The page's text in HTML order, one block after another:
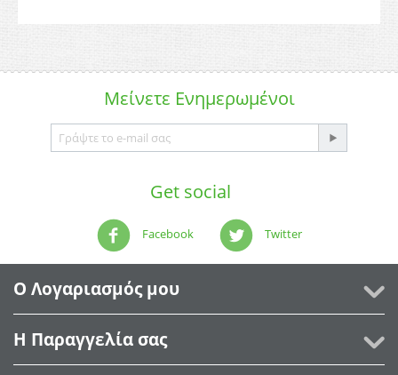
Μείνετε Ενημερωμένοι
Get social
Facebook Twitter
Ο Λογαριασμός μου
Η Παραγγελία σας